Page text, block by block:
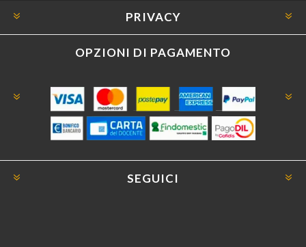
PRIVACY
OPZIONI DI PAGAMENTO
SEGUICI